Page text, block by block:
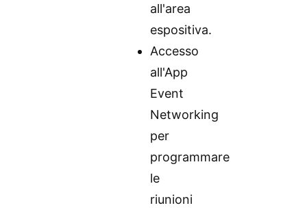
all'area
espositiva.
Accesso
all'App
Event
Networking
per
programmare
le
riunioni